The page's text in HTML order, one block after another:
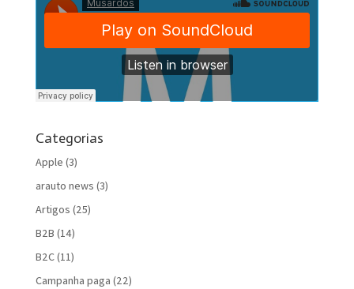
Categorias
Apple (3)
arauto news (3)
Artigos (25)
B2B (14)
B2C(11)
Campanha paga (22)